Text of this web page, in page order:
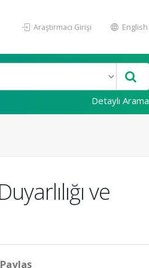
Araştırmacı Girişi English
Detaylı Arama
ve
Paylaş